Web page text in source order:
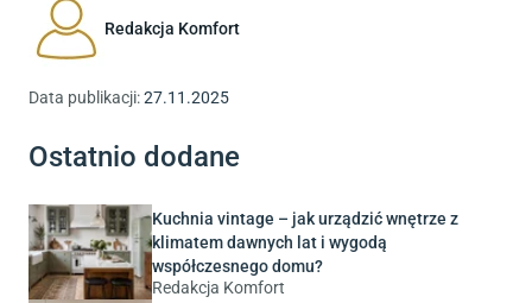
barwach. Zimą doskonale sprawdzą się świąteczne ozdoby i
figurki dekoracyjne. Takie rozwiązania odświeżają wystrój
stołu i pozwalają dopasować go do aktualnej pory roku.
Redakcja Komfort
Data publikacji:27.11.2025
Ostatnio dodane
Kuchnia vintage – jak urządzić wnętrze z
klimatem dawnych lat i wygodą
współczesnego domu?
Redakcja Komfort